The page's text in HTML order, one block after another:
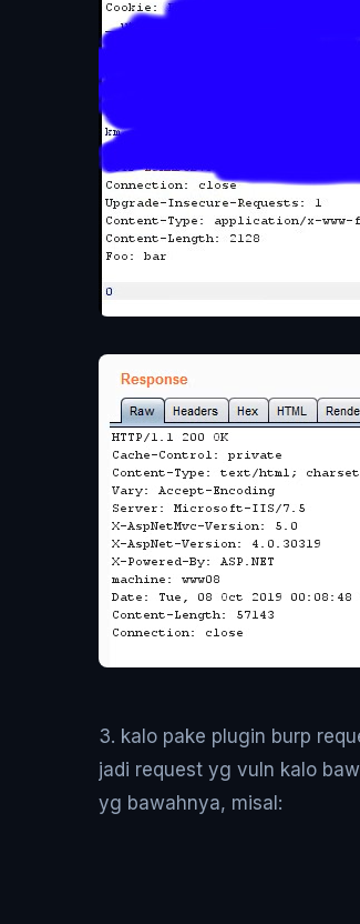
3. kalo pake plugin burp
jadi request yg vuln kalo
yg bawahnya, misal: